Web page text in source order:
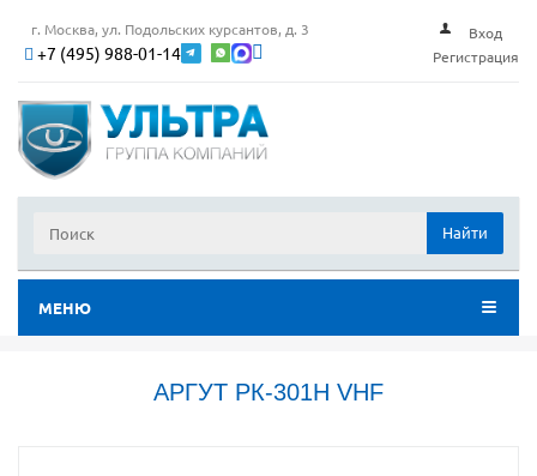
г. Москва, ул. Подольских курсантов, д. 3
+7 (495) 988-01-14
Вход
Регистрация
Найти
МЕНЮ
АРГУТ РК-301Н VHF